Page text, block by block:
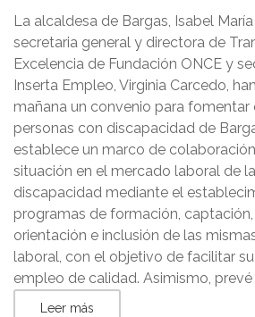
La alcaldesa de Bargas, Isabel
secretaria general y directora de
Excelencia de Fundación ONCE y
Inserta Empleo, Virginia Carcedo,
mañana un convenio para fomentar
personas con discapacidad de
establece un marco de
situación en el mercado laboral de
discapacidad mediante el
programas de formación,
orientación e inclusión de las
laboral, con el objetivo de facilitar
empleo de calidad. Asimismo,
Leer más